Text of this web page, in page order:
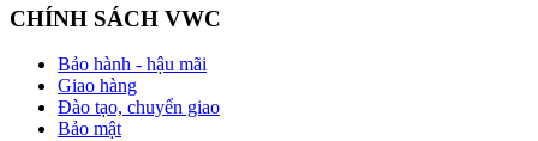
CHÍNH SÁCH VWC
Bảo hành - hậu mãi
Giao hàng
Đào tạo, chuyển giao
Bảo mật